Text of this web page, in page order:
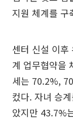
지원 체계를 구
센터 신설 이후
계 업무협약을
세는 70.2%,
컸다. 자녀 승
았지만 43.7%